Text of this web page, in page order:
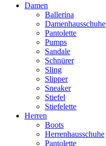
Damen
Ballerina
Damenhausschuhe
Pantolette
Pumps
Sandale
Schnürer
Sling
Slipper
Sneaker
Stiefel
Stiefelette
Herren
Boots
Herrenhausschuhe
Pantolette